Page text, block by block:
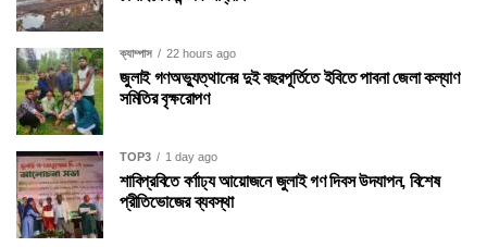
ক্যাম্পাস 22 hours ago
জুলাই গণঅভ্যুত্থানের দুই বছরপূর্তিতে ইবিতে পাবনা জেলা কল্যাণ
সমিতির বৃক্ষরোপণ
TOP3 1 day ago
শাবিপ্রবিতে বর্ণাঢ্য আয়োজনে জুলাই গণ দিবস উদযাপন, বিশেষ
প্রীতিভোজের ব্যবস্থা